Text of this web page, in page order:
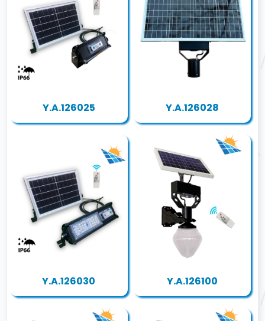
Y.A.126025 Y.A.126028
Y.A.126030 Y.A.126100